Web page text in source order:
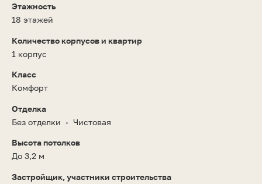
Этажность
18 этажей
Количество корпусов и квартир
1 корпус
Класс
Комфорт
Отделка
Без отделки
• Чистовая
Высота потолков
До 3,2 м
Застройщик, участники строительства